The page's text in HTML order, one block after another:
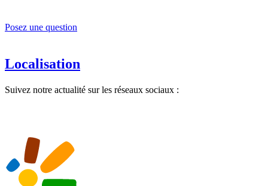
Posez une question
Localisation
Suivez notre actualité sur les réseaux sociaux :